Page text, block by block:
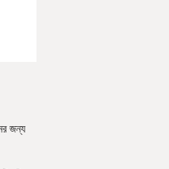
জন্য